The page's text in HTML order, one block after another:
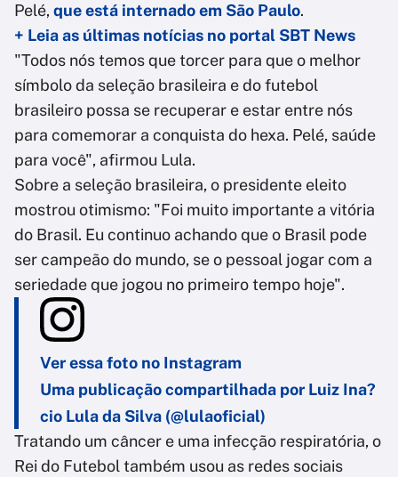
Pelé, que está internado em São Paulo.
+ Leia as últimas notícias no portal SBT News
"Todos nós temos que torcer para que o melhor
símbolo da seleção brasileira e do futebol
brasileiro possa se recuperar e estar entre nós
para comemorar a conquista do hexa. Pelé, saúde
para você", afirmou Lula.
Sobre a seleção brasileira, o presidente eleito
mostrou otimismo: "Foi muito importante a vitória
do Brasil. Eu continuo achando que o Brasil pode
ser campeão do mundo, se o pessoal jogar com a
seriedade que jogou no primeiro tempo hoje".
Ver essa foto no Instagram
Uma publicação compartilhada por Luiz Ina?
cio Lula da Silva (@lulaoficial)
Tratando um câncer e uma infecção respiratória, o
Rei do Futebol também usou as redes sociais